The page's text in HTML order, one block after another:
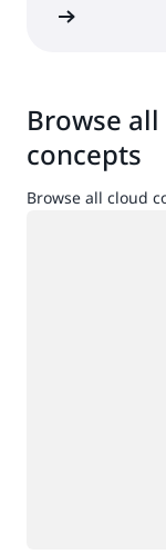
Browse
concepts
Browse all cloud